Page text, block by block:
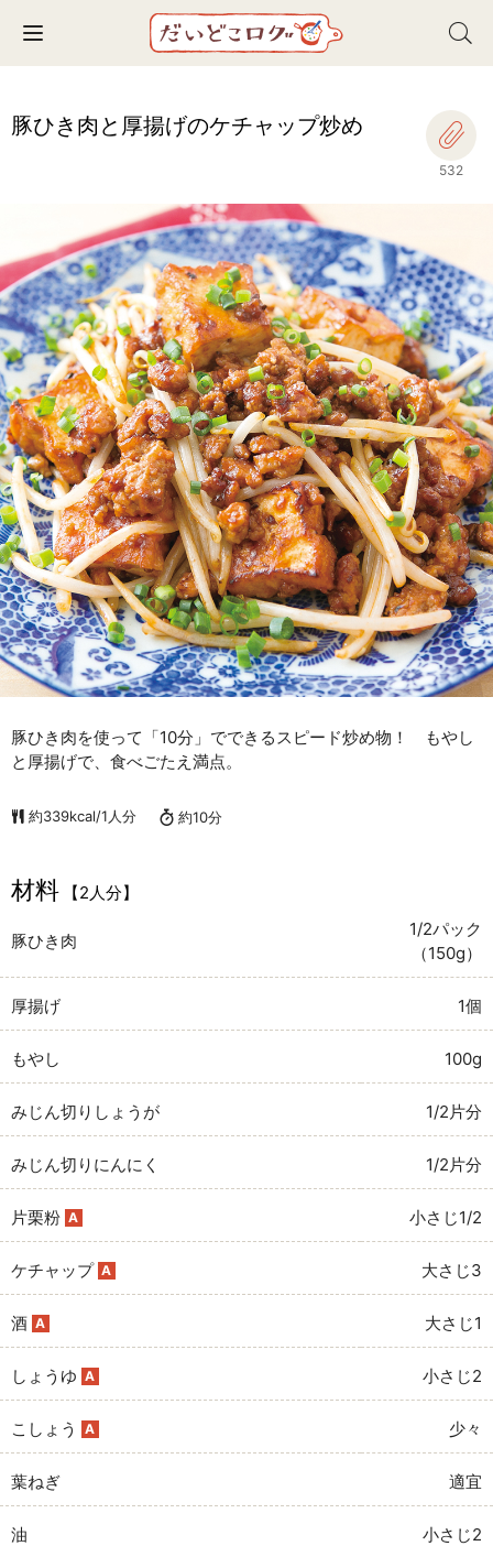
Toggle navigation
豚ひき肉と厚揚げのケチャップ炒め
532
豚ひき肉を使って「10分」でできるスピード炒め物！ もやし
と厚揚げで、食べごたえ満点。
約339kcal/1人分 約10分
材料 【2人分】
豚ひき肉
1/2パック
（150g）
厚揚げ 1個
もやし 100g
みじん切りしょうが 1/2片分
みじん切りにんにく 1/2片分
片栗粉 A 小さじ1/2
ケチャップ A 大さじ3
酒 A 大さじ1
しょうゆ A 小さじ2
こしょう A 少々
葉ねぎ 適宜
油 小さじ2